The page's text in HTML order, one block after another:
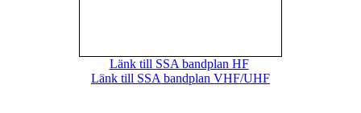
Länk till SSA bandplan HF
Länk till SSA bandplan VHF/UHF